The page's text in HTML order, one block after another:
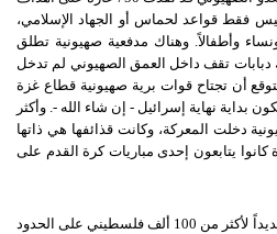
فقط قواعد لحماس أو الجهاد الإسلامي،
وأطفالاً.وهناك مدفعية صهيونية تطلق
دبابات تقف داخل العمق الصهيوني لم تدخل
أن تجتاح قوات برية صهيونية قطاع غزة
بداية نهاية إسرائيل - إن شاء الله -. وأكثر
دخلت المعركة، وكانت قذائفها هي ذاتها
يتابعون إحدى مباريات كرة القدم على
لأكثر من
ألف فلسطيني على الحدود